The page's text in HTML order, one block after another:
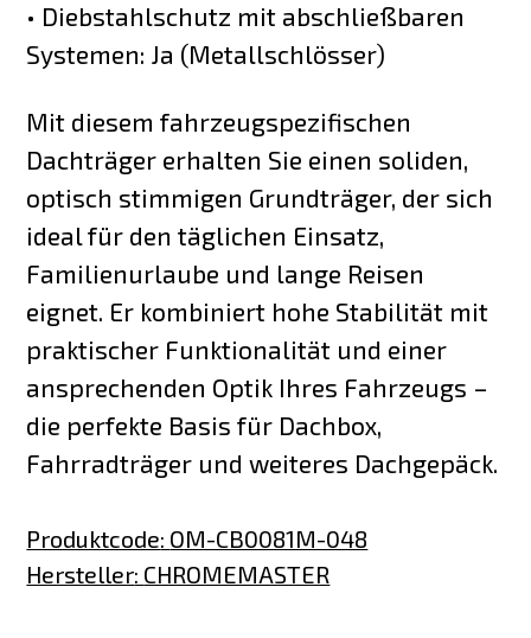
• Diebstahlschutz mit abschließbaren
Systemen: Ja (Metallschlösser)
Mit diesem fahrzeugspezifischen
Dachträger erhalten Sie einen soliden,
optisch stimmigen Grundträger, der sich
ideal für den täglichen Einsatz,
Familienurlaube und lange Reisen
eignet. Er kombiniert hohe Stabilität mit
praktischer Funktionalität und einer
ansprechenden Optik Ihres Fahrzeugs –
die perfekte Basis für Dachbox,
Fahrradträger und weiteres Dachgepäck.
Produktcode: OM-CB0081M-048
Hersteller: CHROMEMASTER